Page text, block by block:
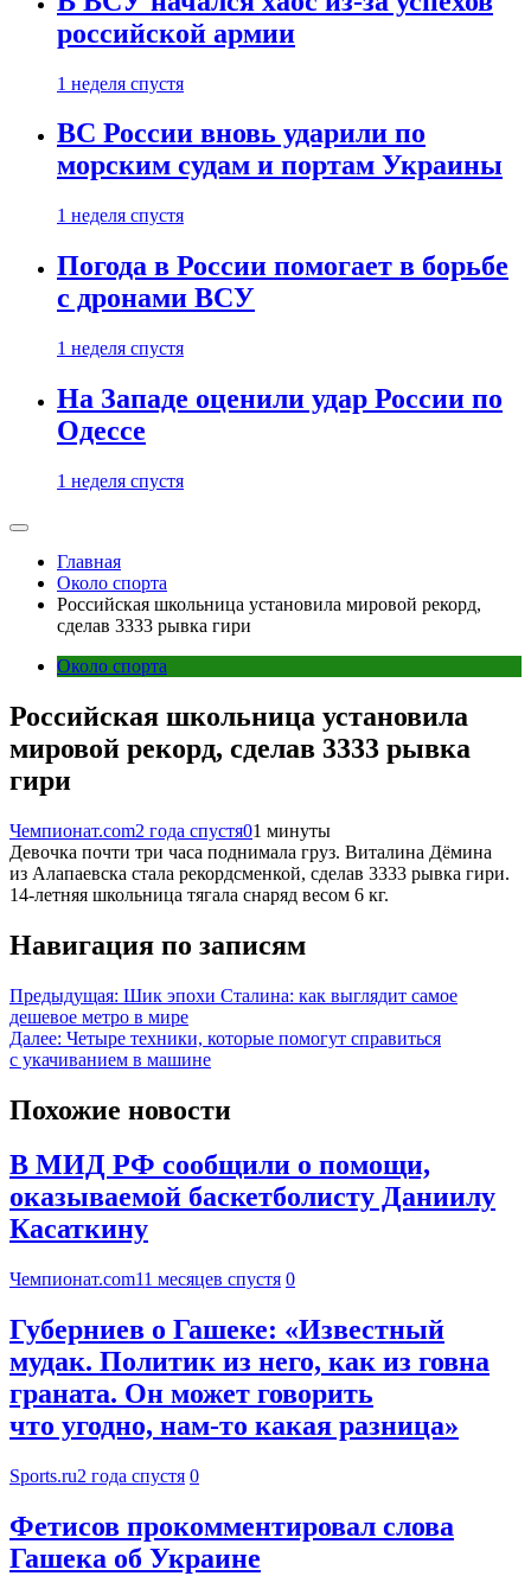
российской армии
1 неделя спустя
ВС России вновь ударили по
морским судам и портам Украины
1 неделя спустя
Погода в России помогает в борьбе
с дронами ВСУ
1 неделя спустя
На Западе оценили удар России по
Одессе
1 неделя спустя
Главная
Около спорта
Российская школьница установила мировой рекорд,
сделав 3333 рывка гири
Около спорта
Российская школьница установила
мировой рекорд, сделав 3333 рывка
гири
Чемпионат.com2 года спустя01 минуты
Девочка почти три часа поднимала груз. Виталина Дёмина
из Алапаевска стала рекордсменкой, сделав 3333 рывка гири.
14-летняя школьница тягала снаряд весом 6 кг.
Навигация по записям
Предыдущая: Шик эпохи Сталина: как выглядит самое
дешевое метро в мире
Далее: Четыре техники, которые помогут справиться
с укачиванием в машине
Похожие новости
В МИД РФ сообщили о помощи,
оказываемой баскетболисту Даниилу
Касаткину
Чемпионат.com11 месяцев спустя 0
Губерниев о Гашеке: «Известный
мудак. Политик из него, как из говна
граната. Он может говорить
что угодно, нам-то какая разница»
Sports.ru2 года спустя 0
Фетисов прокомментировал слова
Гашека об Украине